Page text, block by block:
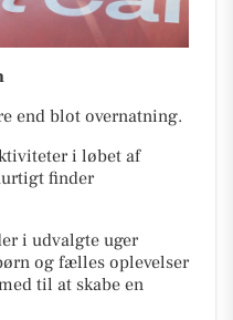
end blot overnatning.
i løbet af
finder
i udvalgte uger
og fælles oplevelser
til at skabe en